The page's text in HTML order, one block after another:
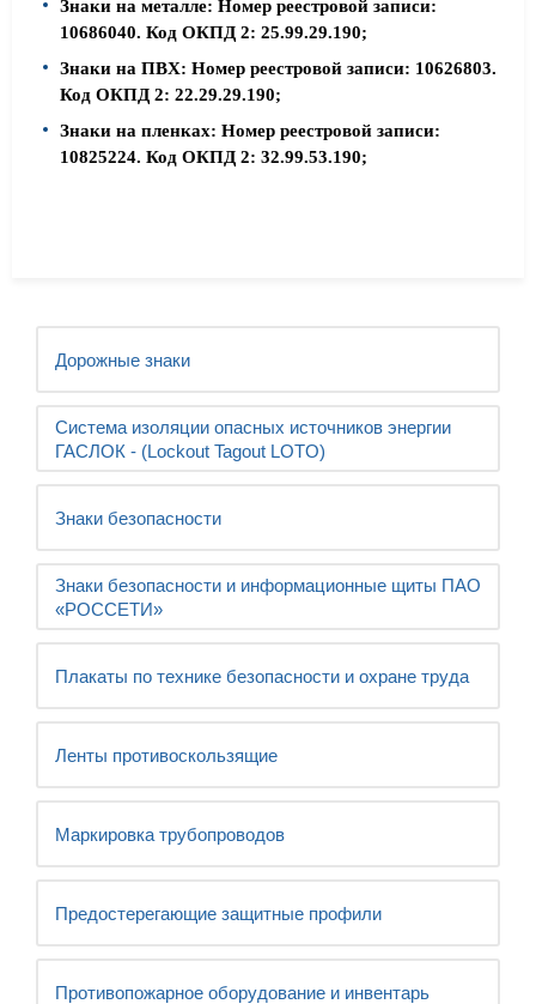
Дорожные знаки
Система изоляции опасных источников энергии
ГАСЛОК - (Lockout Tagout LOTO)
Знаки безопасности
Знаки безопасности и информационные щиты ПАО
«РОССЕТИ»
Плакаты по технике безопасности и охране труда
Ленты противоскользящие
Маркировка трубопроводов
Предостерегающие защитные профили
Противопожарное оборудование и инвентарь
Знаки на металле: Номер реестровой записи:
10686040. Код ОКПД 2: 25.99.29.190;
Знаки на ПВХ: Номер реестровой записи: 10626803.
Код ОКПД 2: 22.29.29.190;
Знаки на пленках: Номер реестровой записи:
10825224. Код ОКПД 2: 32.99.53.190;